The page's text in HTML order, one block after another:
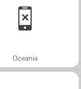
Oceania